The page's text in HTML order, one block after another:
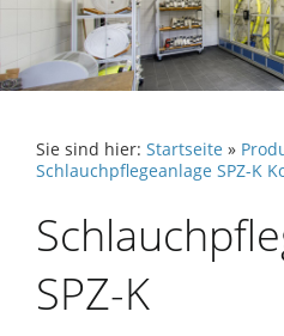
Sie sind hier: Startseite »
Schlauchpflegeanlage SPZ-K
SPZ-K